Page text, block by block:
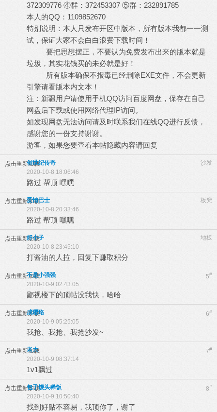
372309776 ④群：372453307 ⑤群：232891785
本人的QQ：1109852670
特别说明：本人只发布开区中版本，所有版本我都一一测
试，保证大家不会白白浪费下载时间！
要把思想摆正，不要认为免费发布出来的版本就是
垃圾，其实花钱买的未必就是好！
所有版本确保不报毒已经删除EXE文件，不会更新
引擎请看版本内文本！
注：新疆用户请使用手机QQ访问百度网盘，保存在自己
网盘后下载或使用网络代理IP访问。
如发现网盘无法访问请及时联系我们在线QQ进行反馈，
感谢您的一份支持谢谢。
游客，如果您要查看本帖隐藏内容请回复
点击重新加载 沙发
创世纪传奇
2020-10-8 18:06:46
路过 帮顶 嘿嘿
点击重新加载 板凳
爱情巴士
2020-10-8 20:33:46
路过 帮顶 嘿嘿
点击重新加载 地板
好小子
2020-10-8 23:45:10
打酱油的人拉，回复下赚取积分
点击重新加载 5#
不是小强强
2020-10-9 02:43:05
鄙视楼下的顶帖没我快，哈哈
点击重新加载 6#
成璎珞
2020-10-9 05:25:05
我抢、我抢、我抢沙发~
点击重新加载 7#
老大
2020-10-9 08:37:14
1v1飘过
点击重新加载 8#
包子馒头稀饭
2020-10-9 10:50:40
找到好贴不容易，我顶你了，谢了